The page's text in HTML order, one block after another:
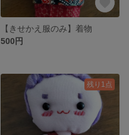
【きせかえ服のみ】着物
500円
残り1点